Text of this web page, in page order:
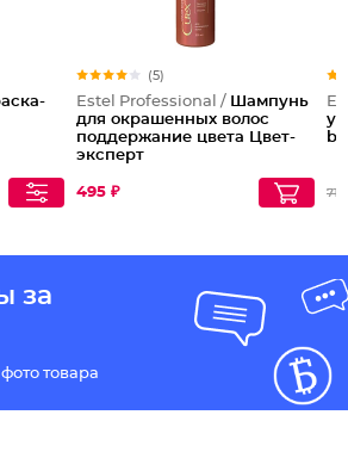
(5)
Estel Professional /
Шампунь
для окрашенных волос
поддержание цвета Цвет-
эксперт
495 ₽ 715
за
товара